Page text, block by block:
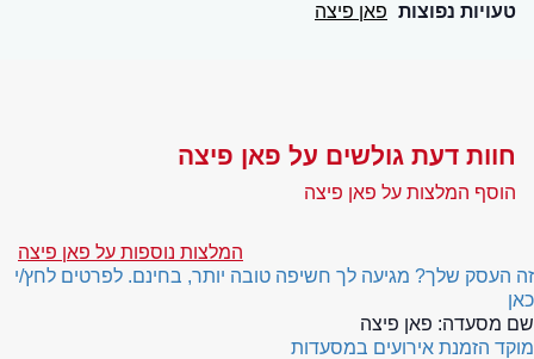
טעויות נפוצות פאן פיצה
חוות דעת גולשים על פאן פיצה
הוסף המלצות על פאן פיצה
המלצות נוספות על פאן פיצה
זה העסק שלך? מגיעה לך חשיפה טובה יותר, בחינם. לפרטים לחץ/י
כאן
שם מסעדה: פאן פיצה
מוקד הזמנת אירועים במסעדות